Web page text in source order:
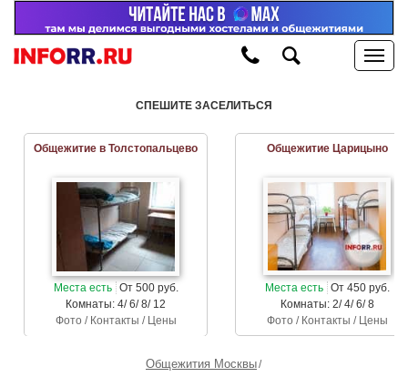
СПЕШИТЕ ЗАСЕЛИТЬСЯ
Общежитие в Толстопальцево
Места есть От 500 руб.
Комнаты: 4/ 6/ 8/ 12
Фото / Контакты / Цены
Общежитие Царицыно
Места есть От 450 руб.
Комнаты: 2/ 4/ 6/ 8
Фото / Контакты / Цены
Общежития Москвы